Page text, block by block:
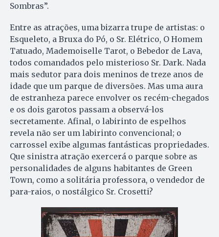
Sombras”.
Entre as atrações, uma bizarra trupe de artistas: o
Esqueleto, a Bruxa do Pó, o Sr. Elétrico, O Homem
Tatuado, Mademoiselle Tarot, o Bebedor de Lava,
todos comandados pelo misterioso Sr. Dark. Nada
mais sedutor para dois meninos de treze anos de
idade que um parque de diversões. Mas uma aura
de estranheza parece envolver os recém-chegados
e os dois garotos passam a observá-los
secretamente. Afinal, o labirinto de espelhos
revela não ser um labirinto convencional; o
carrossel exibe algumas fantásticas propriedades.
Que sinistra atração exercerá o parque sobre as
personalidades de alguns habitantes de Green
Town, como a solitária professora, o vendedor de
para-raios, o nostálgico Sr. Crosetti?